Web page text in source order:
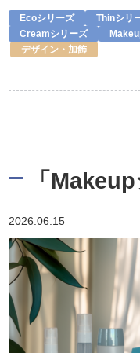
Ecoシリーズ
Thinシリ
Creamシリーズ
デザイン・加飾
「
2026.06.15